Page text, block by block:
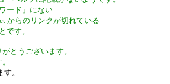
ード」にない
からのリンクが切れている
です。
とうございます。
。